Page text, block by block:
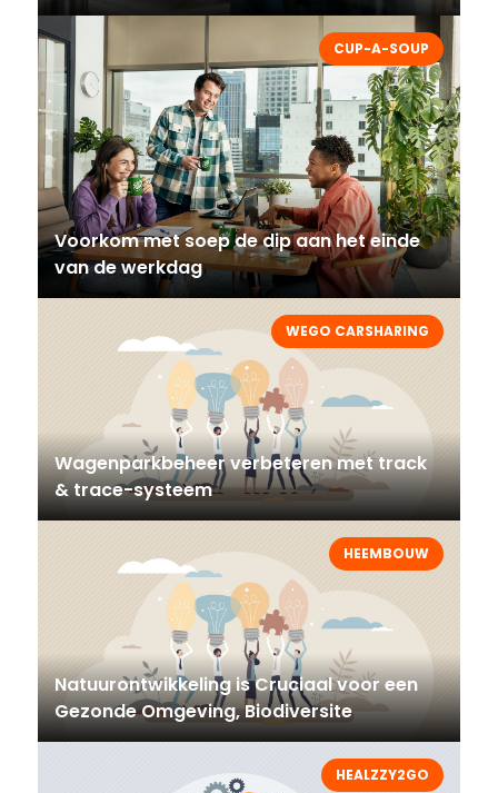
CUP-A-SOUP
Voorkom met soep de dip aan het einde
van de werkdag
WEGO CARSHARING
Wagenparkbeheer verbeteren met track
& trace-systeem
HEEMBOUW
Natuurontwikkeling is Cruciaal voor een
Gezonde Omgeving, Biodiversite
HEALZZY2GO